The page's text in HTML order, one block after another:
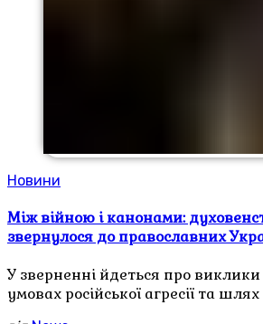
Новини
Між війною і канонами:
звернулося до православних
У зверненні йдеться про
умовах російської агресії та